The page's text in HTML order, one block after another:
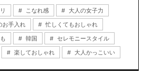
こなれ感
大人の女子力
お手入れ
忙しくてもおしゃれ
韓国
セレモニースタイル
楽しておしゃれ 大人かっこいい